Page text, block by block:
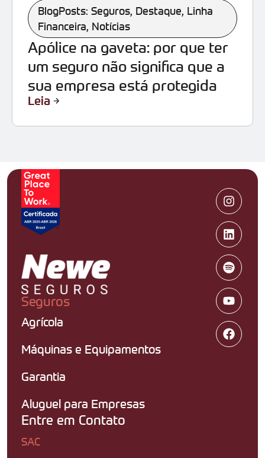
BlogPosts: Seguros, Destaque, Linha
Financeira, Notícias
Apólice na gaveta: por que ter
um seguro não significa que a
sua empresa está protegida
Leia
Seguros
Agrícola
Máquinas e Equipamentos
Garantia
Aluguel para Empresas
Entre em Contato
SAC